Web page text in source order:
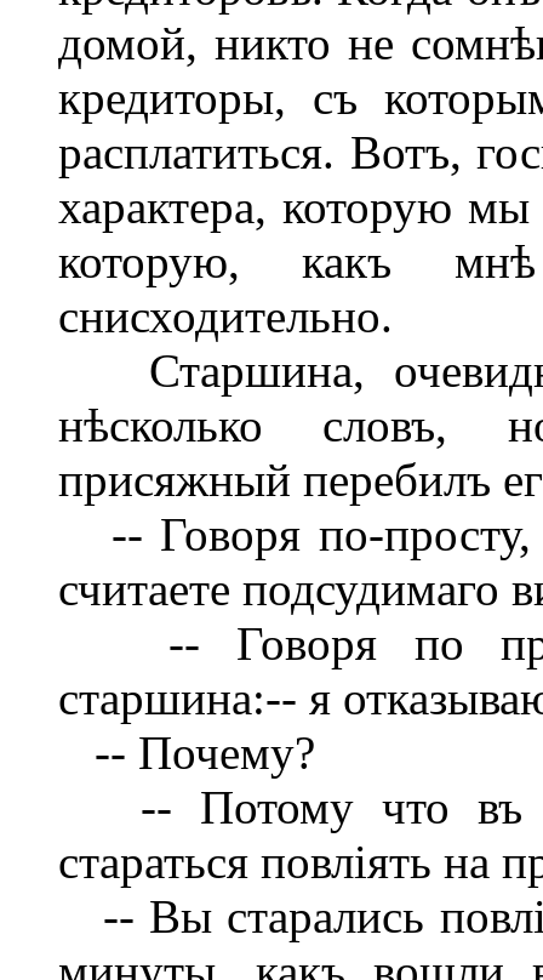
домой, никто не
кредиторы, съ
расплатиться. Вотъ,
характера, которую
которую, какъ мнѣ
снисходительно.
Старшина,
нѣсколько словъ,
присяжный перебилъ
-- Говоря по-просту,
считаете подсудимаго
-- Говоря по
старшина:-- я
-- Почему?
-- Потому что въ
стараться повліять на
-- Вы старались